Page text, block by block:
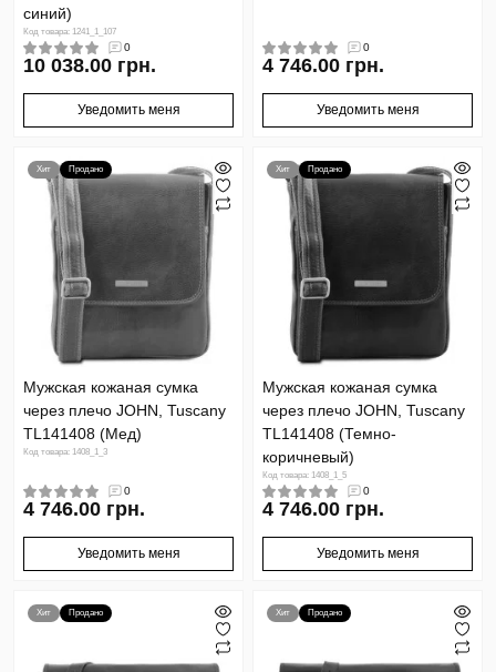
синий)
Код товара: 1241_1_107
0
10 038.00 грн.
Уведомить меня
0
4 746.00 грн.
Уведомить меня
Хит Продано
Мужская кожаная сумка
через плечо JOHN, Tuscany
TL141408 (Мед)
Код товара: 1408_1_3
0
4 746.00 грн.
Уведомить меня
Хит Продано
Мужская кожаная сумка
через плечо JOHN, Tuscany
TL141408 (Темно-
коричневый)
Код товара: 1408_1_5
0
4 746.00 грн.
Уведомить меня
Хит Продано Хит Продано